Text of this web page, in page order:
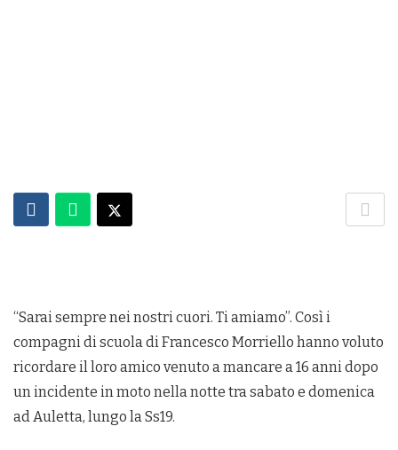
“Sarai sempre nei nostri cuori. Ti amiamo”. Così i
compagni di scuola di Francesco Morriello hanno voluto
ricordare il loro amico venuto a mancare a 16 anni dopo
un incidente in moto nella notte tra sabato e domenica
ad Auletta, lungo la Ss19.